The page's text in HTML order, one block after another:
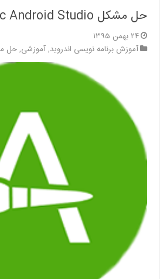
حل مشکل Gradle Sync Android Studio
۲۴ بهمن ۱۳۹۵
آموزش برنامه نویسی اندروید,آموزشی,حل